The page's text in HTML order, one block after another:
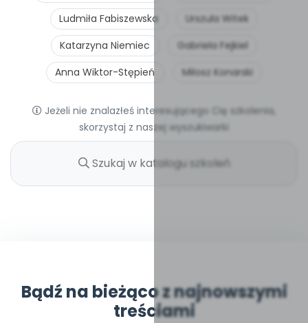
Ludmiła Fabiszewska
Urszula Witek
Katarzyna Niemiec
Gabriela Fejkiel
Anna Wiktor-Stępień
Miłosz Konarski
Jeżeli nie znalazłeś interesującego Cię szkolenia,
skorzystaj z naszej wyszukiwarki
Bądź na bieżąco z najnowszymi
treściami